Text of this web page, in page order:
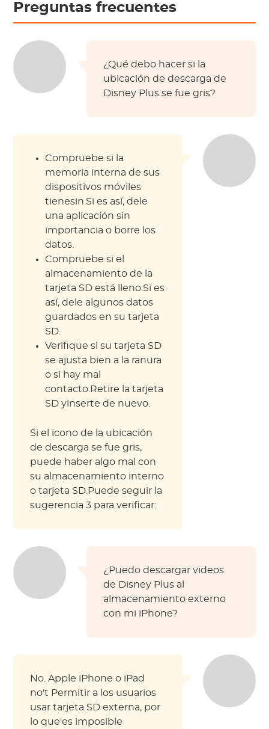
Preguntas frecuentes
¿Qué debo hacer si la
ubicación de descarga de
Disney Plus se fue gris?
Compruebe si la
memoria interna de sus
dispositivos móviles
tienesin.Si es así, dele
una aplicación sin
importancia o borre los
datos.
Compruebe si el
almacenamiento de la
tarjeta SD está lleno.Si es
así, dele algunos datos
guardados en su tarjeta
SD.
Verifique si su tarjeta SD
se ajusta bien a la ranura
o si hay mal
contacto.Retire la tarjeta
SD yinserte de nuevo.
Si el icono de la ubicación
de descarga se fue gris,
puede haber algo mal con
su almacenamiento interno
o tarjeta SD.Puede seguir la
sugerencia 3 para verificar:
¿Puedo descargar videos
de Disney Plus al
almacenamiento externo
con mi iPhone?
No. Apple iPhone o iPad
no't Permitir a los usuarios
usar tarjeta SD externa, por
lo que'es imposible